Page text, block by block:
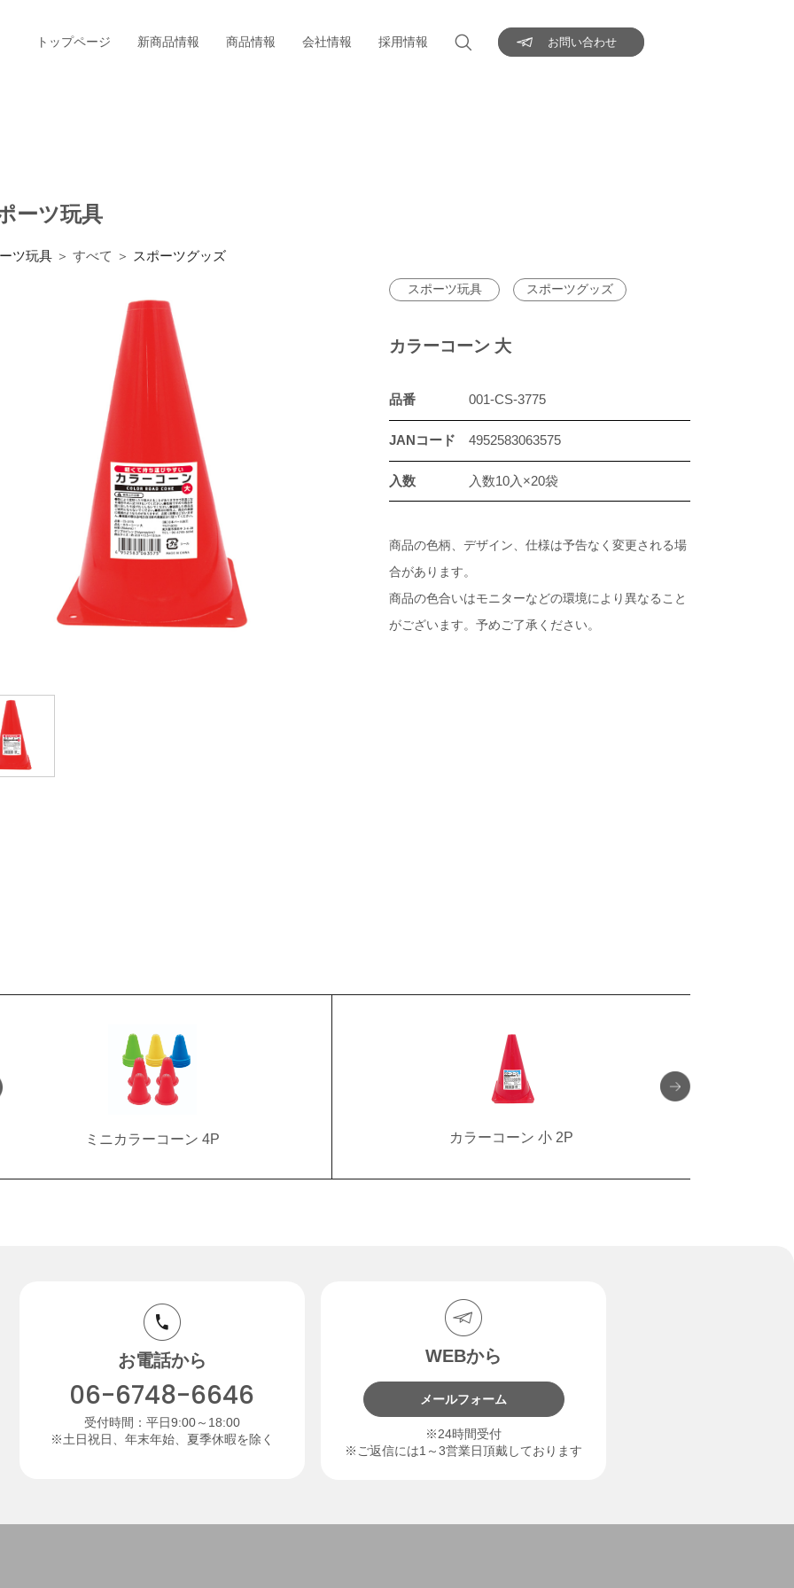
トップページ 新商品情報 商品情報 会社情報 採用情報 お問い合わせ
ーツ玩具
ツ玩具 ＞ すべて ＞ スポーツグッズ
スポーツ玩具 スポーツグッズ
カラーコーン 大
品番 001-CS-3775
JANコード 4952583063575
入数 入数10入×20袋
商品の色柄、デザイン、仕様は予告なく変更される場
合があります。
商品の色合いはモニターなどの環境により異なること
がございます。予めご了承ください。
ミニカラーコーン 4P カラーコーン 小 2P
お電話から
06-6748-6646
受付時間：平日9:00～18:00
※土日祝日、年末年始、夏季休暇を除く
WEBから
メールフォーム
※24時間受付
※ご返信には1～3営業日頂戴しております